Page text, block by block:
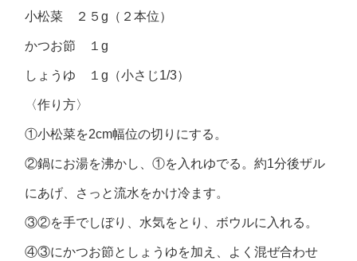
小松菜 ２５g（２本位）
かつお節 １g
しょうゆ １g（小さじ1/3）
〈作り方〉
①小松菜を2cm幅位の切りにする。
②鍋にお湯を沸かし、①を入れゆでる。約1分後ザル
にあげ、さっと流水をかけ冷ます。
③②を手でしぼり、水気をとり、ボウルに入れる。
④③にかつお節としょうゆを加え、よく混ぜ合わせ